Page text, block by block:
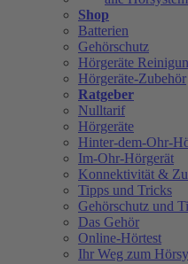
Shop
Batterien
Gehörschutz
Hörgeräte
Hörgeräte-Zubehör
Ratgeber
Nulltarif
Hörgeräte
Hinter-dem-Ohr-
Im-Ohr-Hörgerät
Konnektivität &
Tipps und Tricks
Gehörschutz und
Das Gehör
Online-Hörtest
Ihr Weg zum